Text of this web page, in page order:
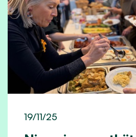
19/11/25